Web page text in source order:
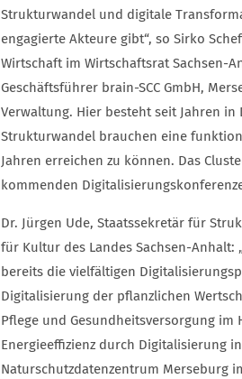
Strukturwandel und digitale
engagierte Akteure gibt“, so Sirko
Wirtschaft im Wirtschaftsrat Sachsen-
Geschäftsführer brain-SCC GmbH,
Verwaltung. Hier besteht seit Jahren
Strukturwandel brauchen eine
Jahren erreichen zu können. Das
kommenden
Dr. Jürgen Ude, Staatssekretär für
für Kultur des Landes Sachsen-
bereits die vielfältigen
Digitalisierung der pflanzlichen
Pflege und Gesundheitsversorgung im
Energieeffizienz durch Digitalisierung
Naturschutzdatenzentrum Merseburg